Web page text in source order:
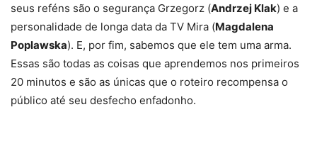
seus reféns são o segurança Grzegorz (Andrzej Klak) e a
personalidade de longa data da TV Mira (Magdalena
Poplawska). E, por fim, sabemos que ele tem uma arma.
Essas são todas as coisas que aprendemos nos primeiros
20 minutos e são as únicas que o roteiro recompensa o
público até seu desfecho enfadonho.